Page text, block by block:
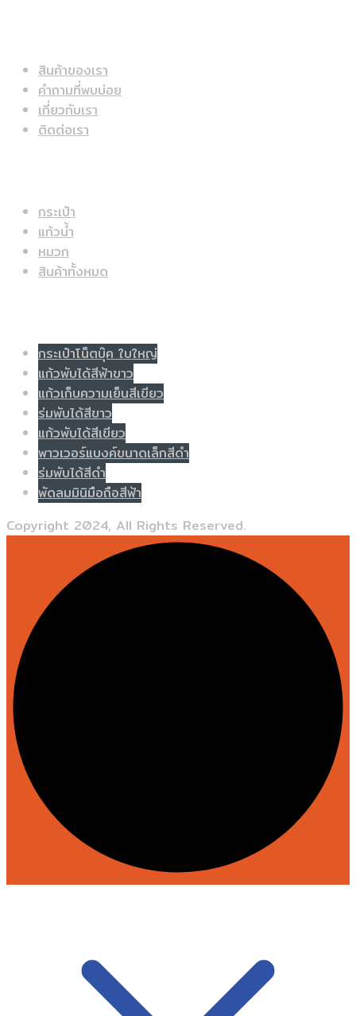
สินค้าของเรา
คำถามที่พบบ่อย
เกี่ยวกับเรา
ติดต่อเรา
กระเป๋า
แก้วน้ำ
หมวก
สินค้าทั้งหมด
กระเป๋าโน็ตบุ๊ค ใบใหญ่
แก้วพับได้สีฟ้าขาว
แก้วเก็บความเย็นสีเขียว
ร่มพับได้สีขาว
แก้วพับได้สีเขียว
พาวเวอร์แบงค์ขนาดเล็กสีดำ
ร่มพับได้สีดำ
พัดลมมินิมือถือสีฟ้า
Copyright 2024, All Rights Reserved.